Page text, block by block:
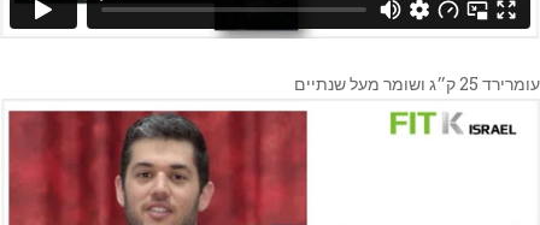
עומרירד 25 ק״ג ושומר מעל שנתיים